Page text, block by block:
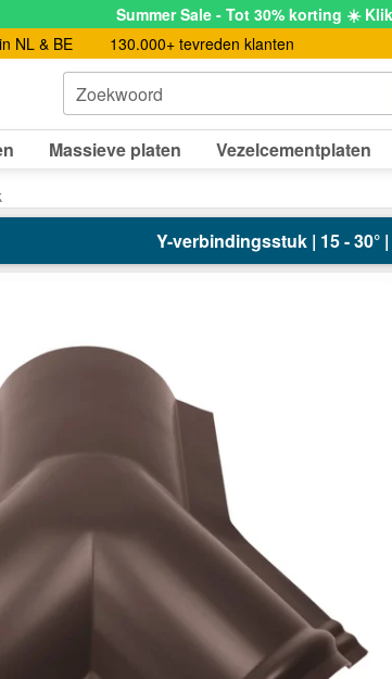
Summer Sale - Tot 30% korting ☀️
NL & BE 130.000+ tevreden klanten
Zoekwoord
Massieve platen Vezelcementplaten
Y-verbindingsstuk | 15 - 30°